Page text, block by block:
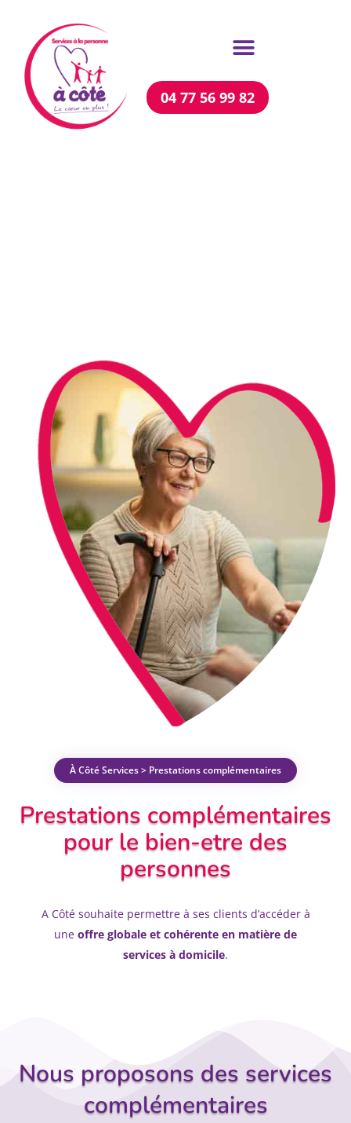
04 77 56 99 82
À Côté Services > Prestations complémentaires
Prestations complémentaires
pour le bien-etre des
personnes
A Côté souhaite permettre à ses clients d’accéder à
une offre globale et cohérente en matière de
services à domicile.
Nous proposons des services
complémentaires